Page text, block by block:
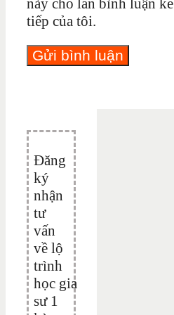
tiếp của tôi.
Đăng
ký
nhận
tư
vấn
về lộ
trình
học gia
sư 1